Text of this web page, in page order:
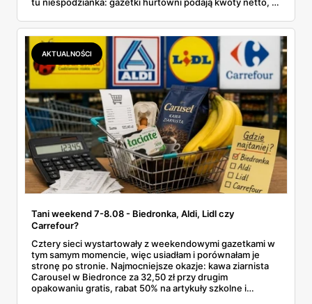
zawsze wygrywa — ta sama kawa ziarnista kosztuje w
Makro ponad dwa razy więcej niż w weekendowej
promocji dyskontu.
AKTUALNOŚCI
Tani weekend 7-8.08 - Biedronka, Aldi, Lidl czy
Carrefour?
Cztery sieci wystartowały z weekendowymi gazetkami w
tym samym momencie, więc usiadłam i porównałam je
stronę po stronie. Najmocniejsze okazje: kawa ziarnista
Carousel w Biedronce za 32,50 zł przy drugim
opakowaniu gratis, rabat 50% na artykuły szkolne i